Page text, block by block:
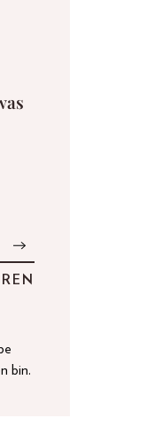
bin.